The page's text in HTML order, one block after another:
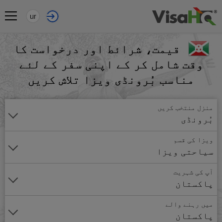
ur
قیمت، شرائط اور درخواست کا
وقت شامل کر کے اپنی سفر کے لئے
مناسب بُرونڈی ویزا تلاش کریں
منزل منتخب کریں
بُرونڈی
ویزا کی قسم
سیاحتی ویزا
آپ کی شہریت
پاکستان
میں رہنے والے
پاکستان